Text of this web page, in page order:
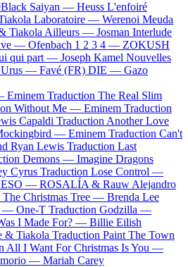
Saiyan — Heuss L'enfoiré
Laboratoire — Werenoi Meuda
Tiakola Ailleurs — Josman Interlude
— Ofenbach 1 2 3 4 — ZOKUSH
qui part — Joseph Kamel Nouvelles
Urus — Favé (FR) DIE — Gazo
Eminem Traduction The Real Slim
Without Me — Eminem Traduction
Capaldi Traduction Another Love
— Eminem Traduction Can't
Ryan Lewis Traduction Last
Demons — Imagine Dragons
Cyrus Traduction Lose Control —
— ROSALÍA & Rauw Alejandro
Christmas Tree — Brenda Lee
— One-T Traduction Godzilla —
I Made For? — Billie Eilish
& Tiakola Traduction Paint The Town
All I Want For Christmas Is You —
— Mariah Carey